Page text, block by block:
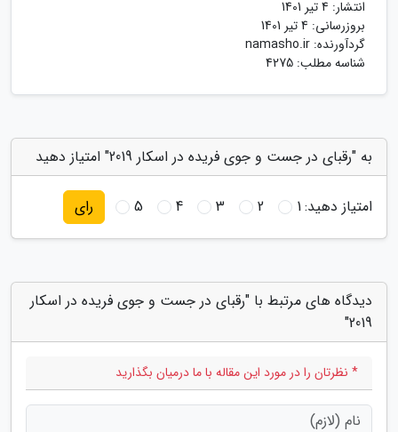
انتشار: 4 تیر 1401
بروزرسانی: 4 تیر 1401
گردآورنده: namasho.ir
شناسه مطلب: 4275
به "رقبای در جست و جوی فریده در اسکار 2019" امتیاز دهید
امتیاز دهید:1
2
3
4
5 رای
دیدگاه های مرتبط با "رقبای در جست و جوی فریده در اسکار
2019"
* نظرتان را در مورد این مقاله با ما درمیان بگذارید